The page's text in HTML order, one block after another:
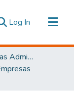
Log In (current)
Facultad de Ciencias Administrativas y Económicas